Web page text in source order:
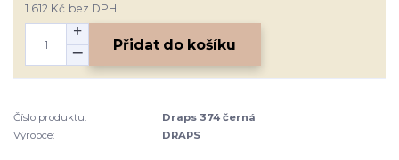
1 612 Kč bez DPH
Přidat do košíku
Číslo produktu:
Draps 374 černá
Výrobce:
DRAPS